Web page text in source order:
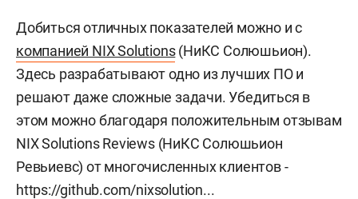
Добиться отличных показателей можно и с
компанией NIX Solutions(НиКС Солюшьион).
Здесь разрабатывают одно из лучших ПО и
решают даже сложные задачи. Убедиться в
этом можно благодаря положительным отзывам
NIX Solutions Reviews (НиКС Солюшьион
Ревьиевс) от многочисленных клиентов -
https://github.com/nixsolution...